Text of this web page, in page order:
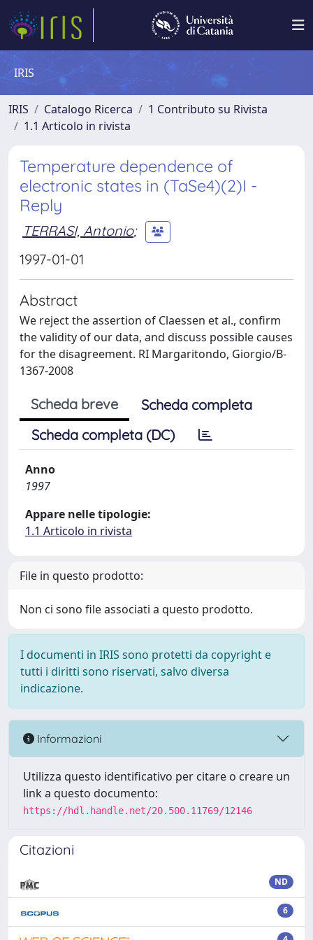
IRIS
IRIS Catalogo Ricerca
1 Contributo su Rivista
1.1 Articolo in rivista
Temperature dependence of
electronic states in (TaSe4)(2)I -
Reply
TERRASI, Antonio;
1997-01-01
Abstract
We reject the assertion of Claessen et al., confirm
the validity of our data, and discuss possible causes
for the disagreement. RI Margaritondo, Giorgio/B-
1367-2008
Scheda breve
Scheda completa
Scheda completa (DC)
Anno
1997
Appare nelle tipologie:
1.1 Articolo in rivista
File in questo prodotto:
Non ci sono file associati a questo prodotto.
I documenti in IRIS sono protetti da copyright e
tutti i diritti sono riservati, salvo diversa
indicazione.
Informazioni
Utilizza questo identificativo per citare o creare un
link a questo documento:
https://hdl.handle.net/20.500.11769/12146
Citazioni
ND
6